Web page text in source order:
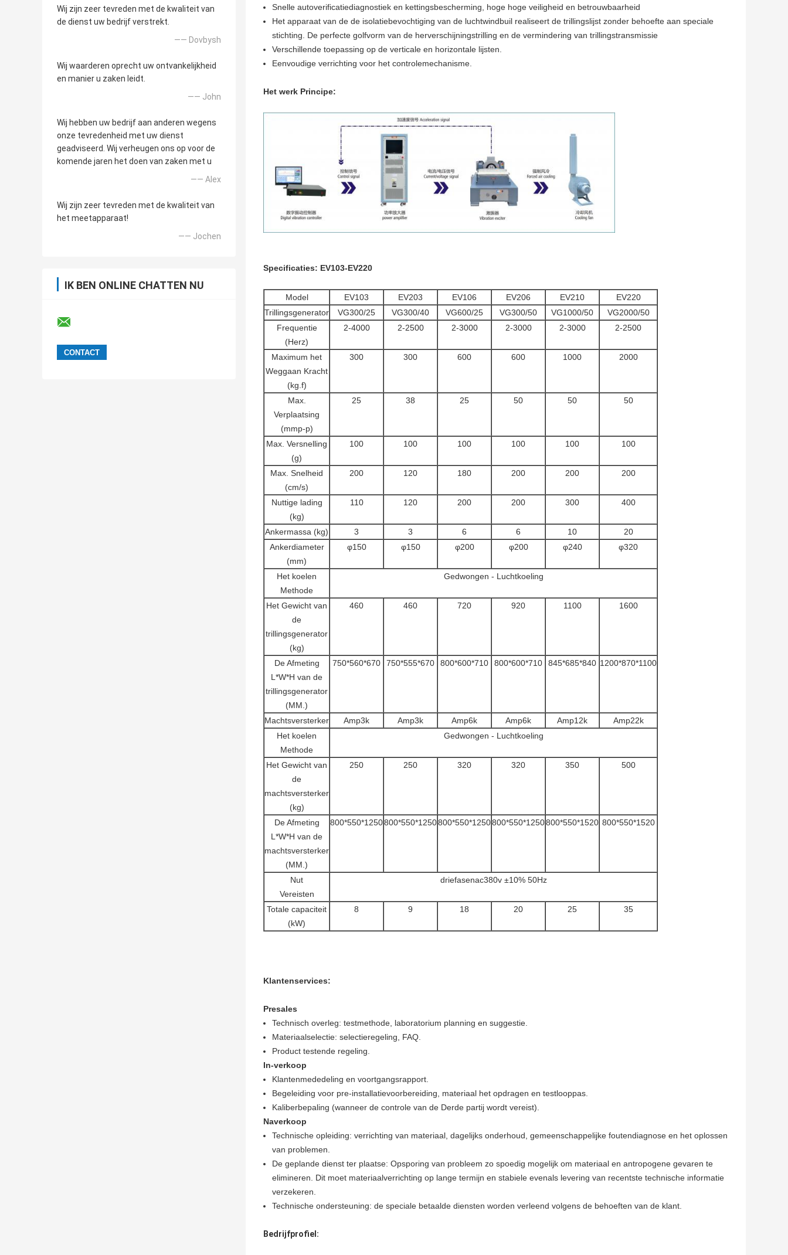
Wij zijn zeer tevreden met de kwaliteit van
de dienst uw bedrijf verstrekt.
—— Dovbysh
Wij waarderen oprecht uw ontvankelijkheid
en manier u zaken leidt.
—— John
Wij hebben uw bedrijf aan anderen wegens
onze tevredenheid met uw dienst
geadviseerd. Wij verheugen ons op voor de
komende jaren het doen van zaken met u
—— Alex
Wij zijn zeer tevreden met de kwaliteit van
het meetapparaat!
—— Jochen
IK BEN ONLINE CHATTEN NU
Snelle autoverificatiediagnostiek en kettingsbescherming, hoge hoge veiligheid en betrouwbaarheid
Het apparaat van de de isolatiebevochtiging van de luchtwindbuil realiseert de trillingslijst zonder behoefte aan speciale
stichting. De perfecte golfvorm van de herverschijningstrilling en de vermindering van trillingstransmissie
Verschillende toepassing op de verticale en horizontale lijsten.
Eenvoudige verrichting voor het controlemechanisme.
Het werk Principe:
Specificaties: EV103-EV220
Model EV103 EV203 EV106 EV206 EV210
EV220
Trillingsgenerator
VG300/25 VG300/40 VG600/25 VG300/50 VG1000/50
VG2000/50
Frequentie
(Herz)
2-4000 2-2500 2-3000 2-3000 2-3000 2-2500
Maximum het
Weggaan Kracht
(kg.f)
300 300 600 600 1000 2000
Max.
Verplaatsing
(mmp-p)
25 38 25 50 50 50
Max. Versnelling
(g)
100 100 100 100 100 100
Max. Snelheid
(cm/s)
200 120 180 200 200 200
Nuttige lading
(kg)
110 120 200 200 300 400
Ankermassa (kg) 3 3 6 6 10
20
Ankerdiameter
(mm)
φ150 φ150 φ200 φ200 φ240 φ320
Het koelen
Methode
Gedwongen - Luchtkoeling
Het Gewicht van
de
trillingsgenerator
(kg)
460 460 720 920 1100 1600
De Afmeting
L*W*H van de
trillingsgenerator
(MM.)
750*560*670 750*555*670 800*600*710 800*600*710 845*685*840 1200*870*1100
Machtsversterker Amp3k Amp3k Amp6k Amp6k Amp12k
Amp22k
Het koelen
Methode
Gedwongen - Luchtkoeling
Het Gewicht van
de
machtsversterker
(kg)
250 250 320 320 350 500
De Afmeting
L*W*H van de
machtsversterker
(MM.)
800*550*1250800*550*1250800*550*1250800*550*1250800*550*1520 800*550*1520
Nut
Vereisten
driefasenac380v ±10% 50Hz
Totale capaciteit
(kW)
8 9 18 20 25 35
Klantenservices:
Presales
Technisch overleg: testmethode, laboratorium planning en suggestie.
Materiaalselectie: selectieregeling, FAQ.
Product testende regeling.
In-verkoop
Klantenmededeling en voortgangsrapport.
Begeleiding voor pre-installatievoorbereiding, materiaal het opdragen en testlooppas.
Kaliberbepaling (wanneer de controle van de Derde partij wordt vereist).
Naverkoop
Technische opleiding: verrichting van materiaal, dagelijks onderhoud, gemeenschappelijke foutendiagnose en het oplossen
van problemen.
De geplande dienst ter plaatse: Opsporing van probleem zo spoedig mogelijk om materiaal en antropogene gevaren te
elimineren. Dit moet materiaalverrichting op lange termijn en stabiele evenals levering van recentste technische informatie
verzekeren.
Technische ondersteuning: de speciale betaalde diensten worden verleend volgens de behoeften van de klant.
Bedrijfprofiel: